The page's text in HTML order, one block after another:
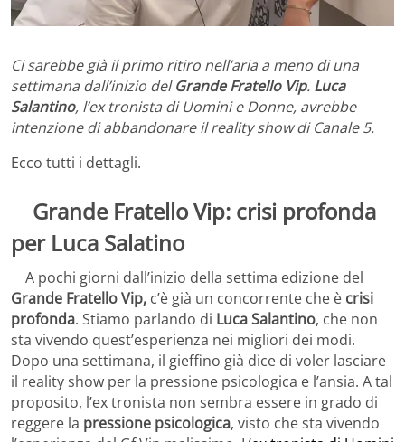
Ci sarebbe già il primo ritiro nell’aria a meno di una
settimana dall’inizio delGrande Fratello Vip. Luca
Salantino, l’ex tronista di Uomini e Donne, avrebbe
intenzione di abbandonare il reality show di Canale 5.
Ecco tutti i dettagli.
Grande Fratello Vip: crisi profonda
per Luca Salatino
A pochi giorni dall’inizio della settima edizione del
Grande Fratello Vip, c’è già un concorrente che è crisi
profonda. Stiamo parlando di Luca Salantino, che non
sta vivendo quest’esperienza nei migliori dei modi.
Dopo una settimana, il gieffino già dice di voler lasciare
il reality show per la pressione psicologica e l’ansia. A tal
proposito, l’ex tronista non sembra essere in grado di
reggere la pressione psicologica, visto che sta vivendo